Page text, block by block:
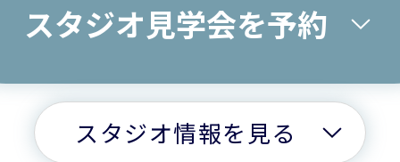
スタジオ見学会を予約
スタジオ情報を見る